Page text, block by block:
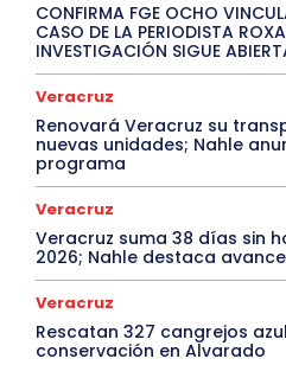
CONFIRMA FGE OCHO
CASO DE LA PERIODISTA
INVESTIGACIÓN SIGUE
Veracruz
Renovará Veracruz su
nuevas unidades; Nahle
programa
Veracruz
Veracruz suma 38 días sin
2026; Nahle destaca
Veracruz
Rescatan 327 cangrejos
conservación en Alvarado